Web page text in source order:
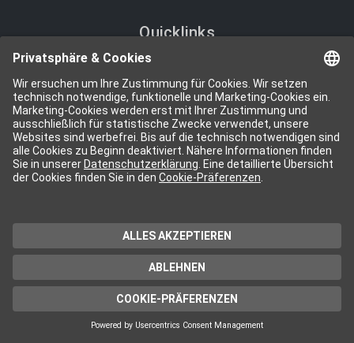
Quicklinks
Unsere Partner
Cookie-Präferenzen
Folgen Sie uns
i
Kennen Sie schon unsere Newsletter?
NEWSLETTER ABONNIEREN